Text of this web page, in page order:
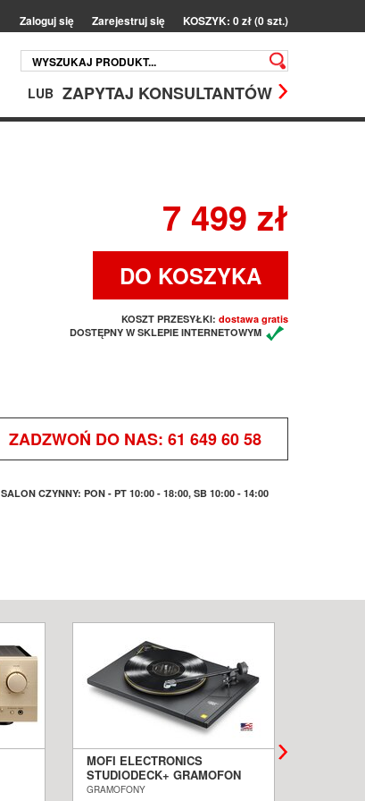
Zaloguj się Zarejestruj się KOSZYK: 0 zł (0 szt.)
LUB ZAPYTAJ KONSULTANTÓW
7 499 zł
DO KOSZYKA
KOSZT PRZESYŁKI: dostawa gratis
DOSTĘPNY W SKLEPIE INTERNETOWYM
ZADZWOŃ DO NAS: 61 649 60 58
SALON CZYNNY: PON - PT 10:00 - 18:00, SB 10:00 - 14:00
MOFI ELECTRONICS
STUDIODECK+ GRAMOFON
SALON POZNAŃ WROCŁAW
GRAMOFONY